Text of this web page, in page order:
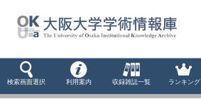
検索画面選択 利用案内 収録雑誌一覧 ランキング